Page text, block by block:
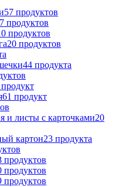
57 продуктов
продуктов
продуктов
20 продуктов
44 продукта
61 продукт
и листы с карточками20
картон23 продукта
продуктов
продуктов
продуктов